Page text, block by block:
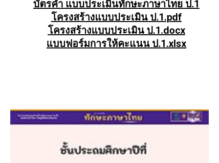
บัตรคำ แบบประเมินทักษะภาษาไทย ป.1
โครงสร้างแบบประเมิน ป.1.pdf
โครงสร้างแบบประเมิน ป.1.docx
แบบฟอร์มการให้คะแนน ป.1.xlsx